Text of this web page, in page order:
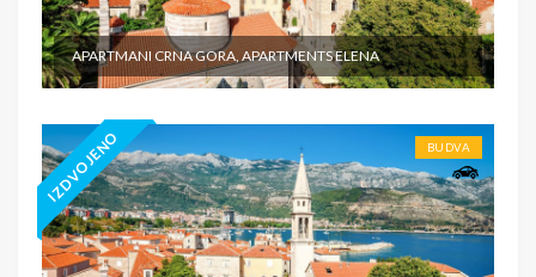
APARTMANI CRNA GORA, APARTMENTS ELENA
IZDVOJENO BUDVA